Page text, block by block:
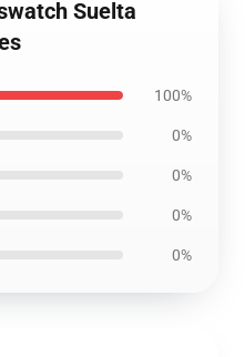
Suelta
100%
0%
0%
0%
0%